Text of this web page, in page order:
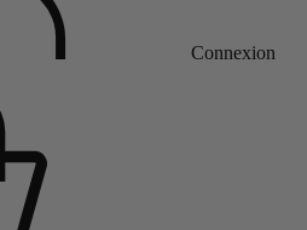
Connexion